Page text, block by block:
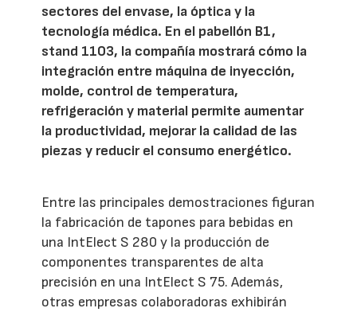
sectores del envase, la óptica y la
tecnología médica. En el pabellón B1,
stand 1103, la compañía mostrará cómo la
integración entre máquina de inyección,
molde, control de temperatura,
refrigeración y material permite aumentar
la productividad, mejorar la calidad de las
piezas y reducir el consumo energético.
Entre las principales demostraciones figuran
la fabricación de tapones para bebidas en
una IntElect S 280 y la producción de
componentes transparentes de alta
precisión en una IntElect S 75. Además,
otras empresas colaboradoras exhibirán